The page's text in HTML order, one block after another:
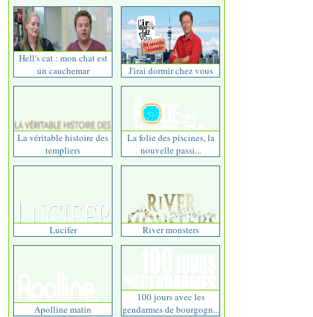
Hell's cat : mon chat est
un cauchemar
J'irai dormir chez vous
La véritable histoire des
templiers
La folie des piscines, la
nouvelle passi...
Lucifer River monsters
Apolline matin
100 jours avec les
gendarmes de bourgogn...